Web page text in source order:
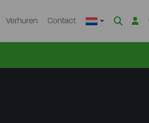
Verhuren Contact